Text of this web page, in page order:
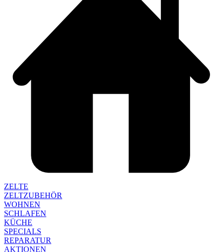
ZELTE
ZELTZUBEHÖR
WOHNEN
SCHLAFEN
KÜCHE
SPECIALS
REPARATUR
AKTIONEN